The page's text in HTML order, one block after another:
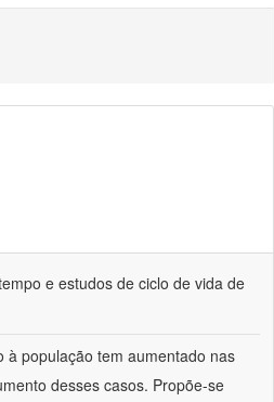
e estudos de ciclo de vida de
à população tem aumentado nas
desses casos. Propõe-se